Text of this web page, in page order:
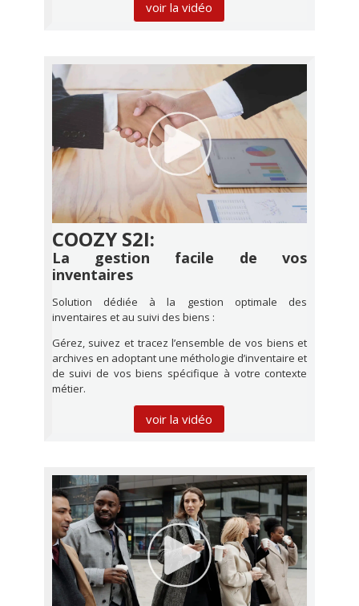
voir la vidéo
COOZY S2I:
La gestion facile de vos
inventaires
Solution dédiée à la gestion optimale des
inventaires et au suivi des biens :
Gérez, suivez et tracez l’ensemble de vos biens et
archives en adoptant une méthologie d’inventaire et
de suivi de vos biens spécifique à votre contexte
métier.
voir la vidéo